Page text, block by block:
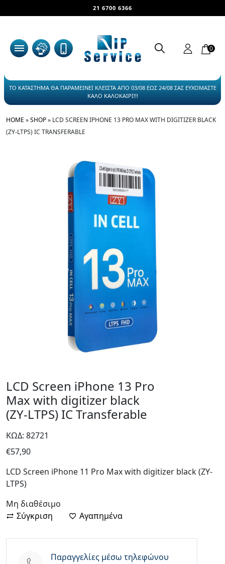
21 6700 6366
0
ΤΟ ΚΑΤΑΣΤΗΜΑ ΘΑ ΠΑΡΑΜΕΙΝΕΙ ΚΛΕΙΣΤΑ ΑΠΟ 03/08 ΕΩΣ 24/08 ΣΑΣ ΕΥΧΟΜΑΣΤΕ
ΚΑΛΟ ΚΑΛΟΚΑΙΡΙ!!!
HOME »SHOP» LCD SCREEN IPHONE 13 PRO MAX WITH DIGITIZER BLACK
(ZY-LTPS) IC TRANSFERABLE
LCD Screen iPhone 13 Pro
Max with digitizer black
(ZY-LTPS) IC Transferable
ΚΩΔ: 82721
€57,90
LCD Screen iPhone 11 Pro Max with digitizer black (ZY-
LTPS)
Μη διαθέσιμο
Σύγκριση
Αγαπημένα
Παραγγελίες μέσω τηλεφώνου